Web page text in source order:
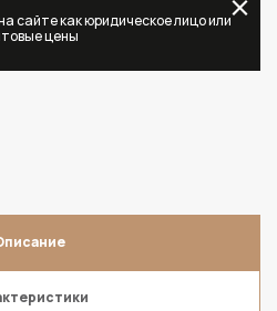
сайте как юридическое лицо или
цены